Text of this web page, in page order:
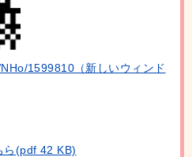
1599810（新しいウィンド
ら(pdf 42 KB)